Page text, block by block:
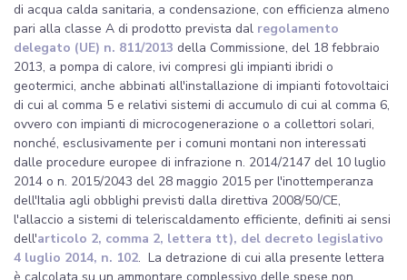
di acqua calda sanitaria, a condensazione, con efficienza almeno
pari alla classe A di prodotto prevista dal regolamento
delegato (UE) n. 811/2013 della Commissione, del 18 febbraio
2013, a pompa di calore, ivi compresi gli impianti ibridi o
geotermici, anche abbinati all'installazione di impianti fotovoltaici
di cui al comma 5 e relativi sistemi di accumulo di cui al comma 6,
ovvero con impianti di microcogenerazione o a collettori solari,
nonché, esclusivamente per i comuni montani non interessati
dalle procedure europee di infrazione n. 2014/2147 del 10 luglio
2014 o n. 2015/2043 del 28 maggio 2015 per l'inottemperanza
dell'Italia agli obblighi previsti dalla direttiva 2008/50/CE,
l'allaccio a sistemi di teleriscaldamento efficiente, definiti ai sensi
dell'articolo 2, comma 2, lettera tt), del decreto legislativo
4 luglio 2014, n. 102. La detrazione di cui alla presente lettera